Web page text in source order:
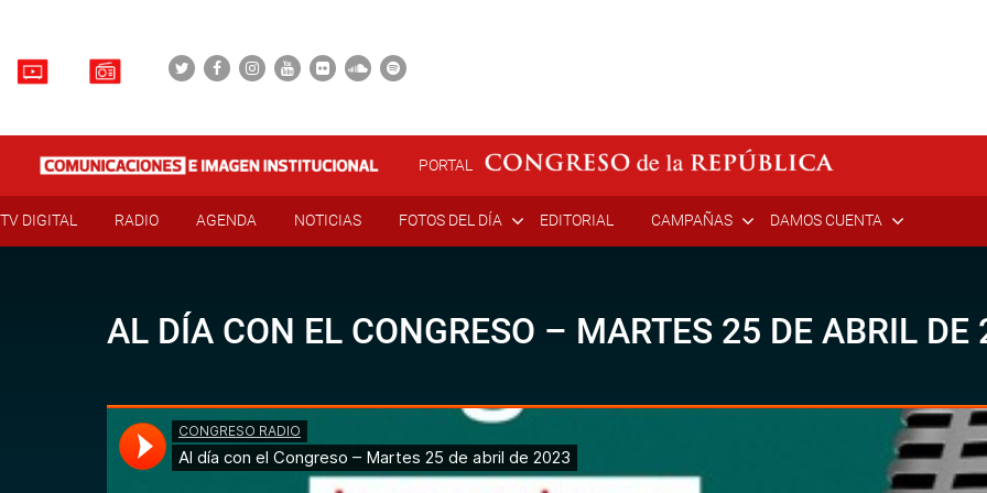
PORTAL
TV DIGITAL RADIO AGENDA NOTICIAS FOTOS DEL DÍA EDITORIAL CAMPAÑAS DAMOS CUENTA
AL DÍA CON EL CONGRESO – MARTES 25 DE ABRIL DE